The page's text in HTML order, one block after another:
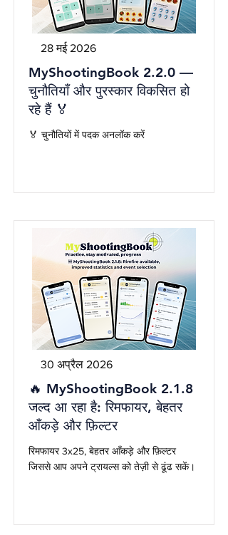
28 मई 2026
MyShootingBook 2.2.0 —
चुनौतियाँ और पुरस्कार विकसित हो
रहे हैं 🏅
🏅 चुनौतियों में पदक अनलॉक करें
30 अप्रैल 2026
🔥 MyShootingBook 2.1.8
जल्द आ रहा है: रिमफायर, बेहतर
आँकड़े और फ़िल्टर
रिमफायर 3x25, बेहतर आँकड़े और फ़िल्टर
जिससे आप अपने ट्रायल्स को तेज़ी से ढूंढ सकें।